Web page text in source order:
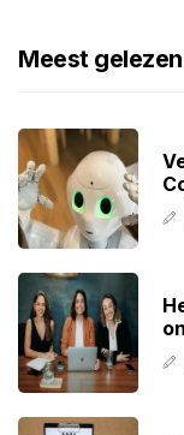
Meest